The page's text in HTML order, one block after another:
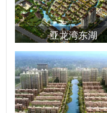
亚龙湾东湖